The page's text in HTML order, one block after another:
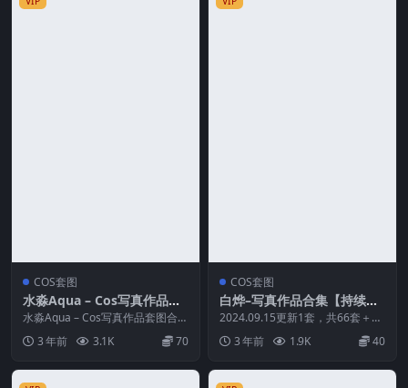
COS套图
水淼Aqua – Cos写真作品套
图合集【持续更新中】
水淼Aqua – Cos写真作品套图合集
【持续更新中】 资源简介 「资源
名称」：...
3 年前 3.1K 70
COS套图
白烨–写真作品合集【持续更
新中】
2024.09.15更新1套，共66套＋微
博图 白烨，COSER，胖纸小姐
姐。 ...
3 年前 1.9K 40